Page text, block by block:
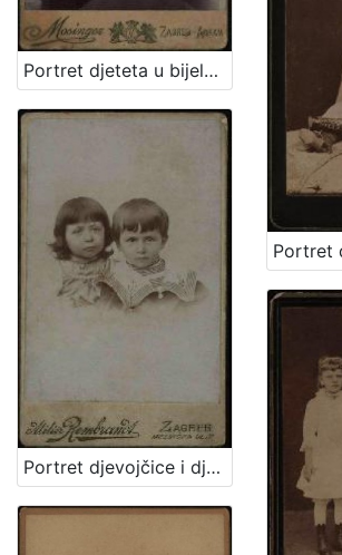
Portret djeteta u bijeloj haljinici i tamnim čizmicama / Artistički zavod Mosinger
Portret djevojčice i dječaka / Atelier Rembrandt